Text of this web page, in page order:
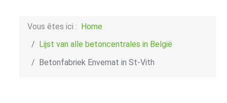
Vous êtes ici : Home
Lijst van alle betoncentrales in België
Betonfabriek Envemat in St-Vith